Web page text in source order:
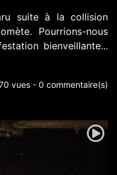
suite à la collision
Pourrions-nous
bienveillante...
vues - 0 commentaire(s)